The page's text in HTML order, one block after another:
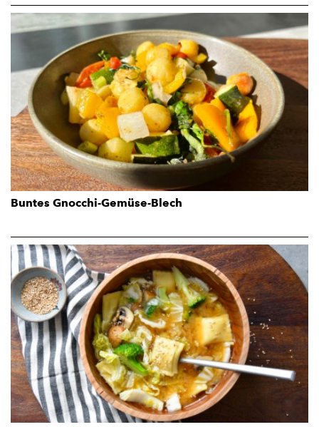
Buntes Gnocchi-Gemüse-Blech